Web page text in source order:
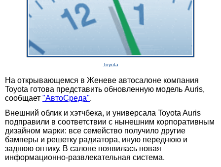
Toyota
На открывающемся в Женеве автосалоне компания
Toyota готова представить обновленную модель Auris,
сообщает "АвтоСреда".
Внешний облик и хэтчбека, и универсала Toyota Auris
подправили в соответствии с нынешним корпоративным
дизайном марки: все семейство получило другие
бамперы и решетку радиатора, иную переднюю и
заднюю оптику. В салоне появилась новая
информационно-развлекательная система.